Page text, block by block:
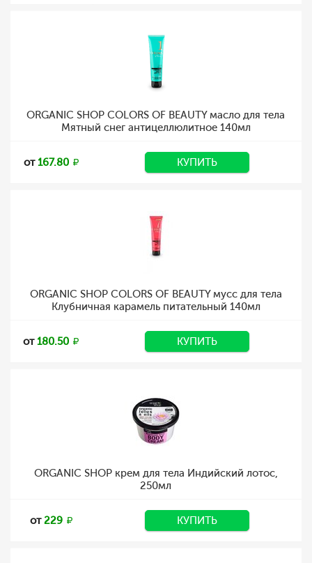
ORGANIC SHOP COLORS OF BEAUTY масло для тела
Мятный снег антицеллюлитное 140мл
от167.80 КУПИТЬ
ORGANIC SHOP COLORS OF BEAUTY мусс для тела
Клубничная карамель питательный 140мл
от180.50 КУПИТЬ
ORGANIC SHOP крем для тела Индийский лотос,
250мл
от229 КУПИТЬ